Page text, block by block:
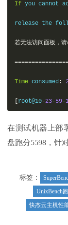
If you cannot
release the
若无法访问面板，
Time consumed :
root@10-23-59-
在测试机器上部
盘跑分5598，针
标签：
UnixBench
快杰云主机性